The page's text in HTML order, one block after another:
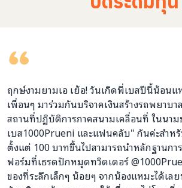
ฤกษ์งามยามเอ เย้อ! วันเกิดพี่เบสปีนี้น้อน
เพื่อนๆ มาร่วมกันบริจาคเงินสร้างรถพยาบา
สถานที่ปฏิบัติการภาคสนามเคลื่อนที่ ในนา
เบส1000Prueni และแฟนคลับ" กันค่ะสำห
ตั้งแต่ 100 บาทขึ้นไปสามารถนำหลักฐานกา
ฟอร์มที่เธรดปักหมุดทวิตเตอร์
ของที่ระลึกเล็กๆ น้อยๆ จากน้องแหมะได้เ